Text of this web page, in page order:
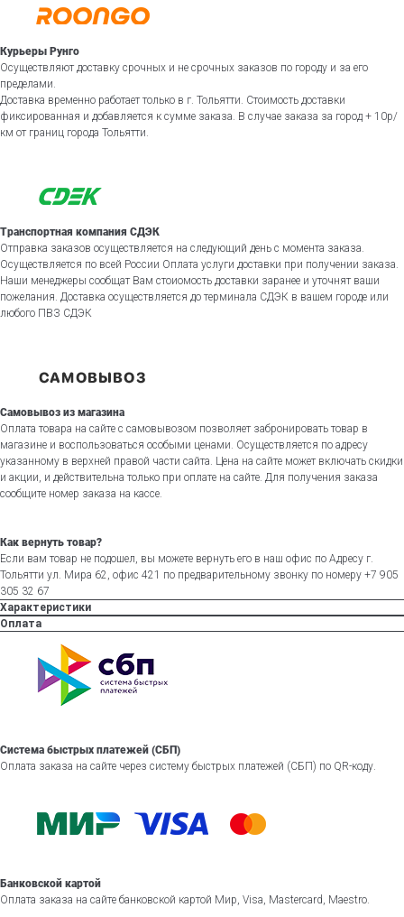
Курьеры Рунго
Осуществляют доставку срочных и не срочных заказов по городу и за его
пределами.
Доставка временно работает только в г. Тольятти. Стоимость доставки
фиксированная и добавляется к сумме заказа. В случае заказа за город + 10р/
км от границ города Тольятти.
Транспортная компания СДЭК
Отправка заказов осуществляется на следующий день с момента заказа.
Осуществляется по всей России Оплата услуги доставки при получении заказа.
Наши менеджеры сообщат Вам стоиомость доставки заранее и уточнят ваши
пожелания. Доставка осуществляется до терминала СДЭК в вашем городе или
любого ПВЗ СДЭК
Самовывоз из магазина
Оплата товара на сайте с самовывозом позволяет забронировать товар в
магазине и воспользоваться особыми ценами. Осуществляется по адресу
указанному в верхней правой части сайта. Цена на сайте может включать скидки
и акции, и действительна только при оплате на сайте. Для получения заказа
сообщите номер заказа на кассе.
Как вернуть товар?
Если вам товар не подошел, вы можете вернуть его в наш офис по Адресу г.
Тольятти ул. Мира 62, офис 421 по предварительному звонку по номеру +7 905
305 32 67
Характеристики
Оплата
Система быстрых платежей (СБП)
Оплата заказа на сайте через систему быстрых платежей (СБП) по QR-коду.
Банковской картой
Оплата заказа на сайте банковской картой Мир, Visa, Mastercard, Maestro.